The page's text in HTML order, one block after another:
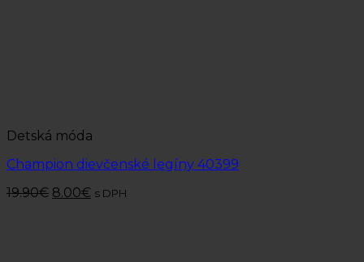
Detská móda
Champion dievčenské legíny 40399
19.90€ 8.00€ s DPH